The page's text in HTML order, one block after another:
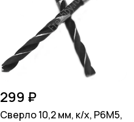
299 ₽
Сверло 10,2 мм, к/х, Р6М5,